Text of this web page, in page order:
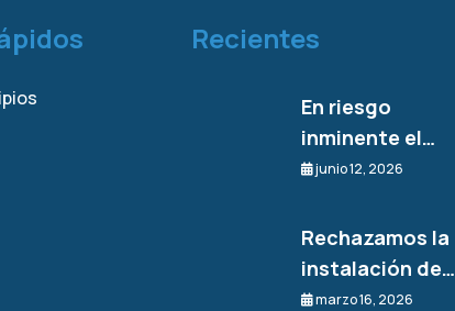
Recientes
En riesgo
inminente el…
junio 12, 2026
Rechazamos la
instalación de…
marzo 16, 2026